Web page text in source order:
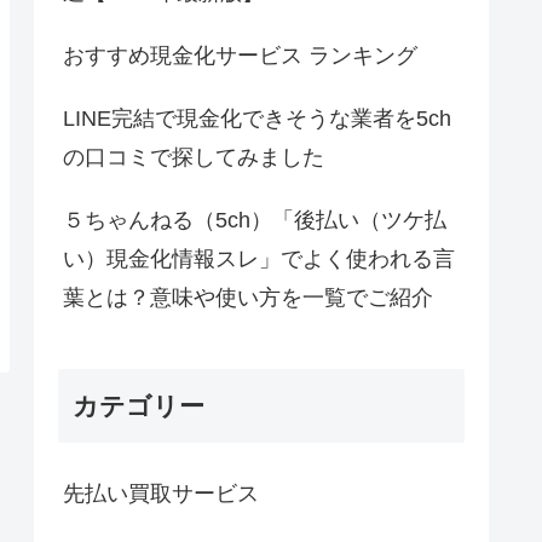
おすすめ現金化サービス ランキング
LINE完結で現金化できそうな業者を5ch
の口コミで探してみました
５ちゃんねる（5ch）「後払い（ツケ払
い）現金化情報スレ」でよく使われる言
葉とは？意味や使い方を一覧でご紹介
カテゴリー
先払い買取サービス